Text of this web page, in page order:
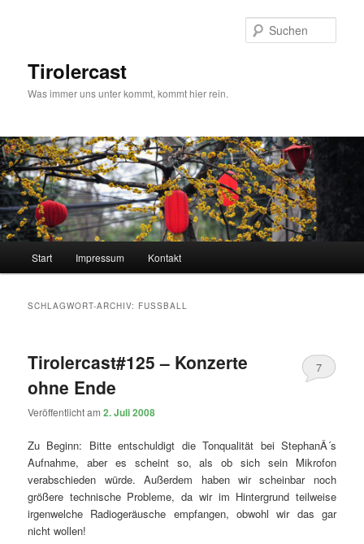
Tirolercast
Was immer uns unter kommt, kommt hier rein.
Start Impressum Kontakt
SCHLAGWORT-ARCHIV: FUSSBALL
Tirolercast#125 – Konzerte
ohne Ende
Veröffentlicht am2. Juli 2008
7
Zu Beginn: Bitte entschuldigt die Tonqualität bei StephanÂ´s
Aufnahme, aber es scheint so, als ob sich sein Mikrofon
verabschieden würde. Außerdem haben wir scheinbar noch
größere technische Probleme, da wir im Hintergrund teilweise
irgenwelche Radiogeräusche empfangen, obwohl wir das gar
nicht wollen!